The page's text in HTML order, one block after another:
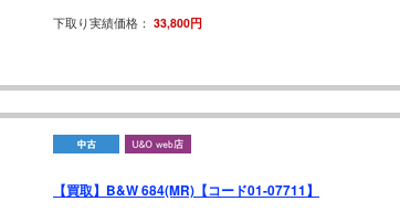
下取り実績価格： 33,800円
【買取】B&W 684(MR)【コード01-07711】